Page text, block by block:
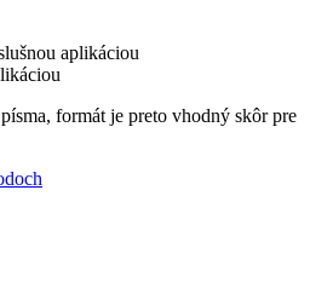
aplikáciou
formát je preto vhodný skôr pre